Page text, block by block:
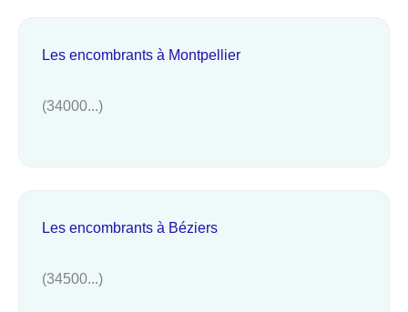
Les encombrants à Montpellier
(34000...)
Les encombrants à Béziers
(34500...)